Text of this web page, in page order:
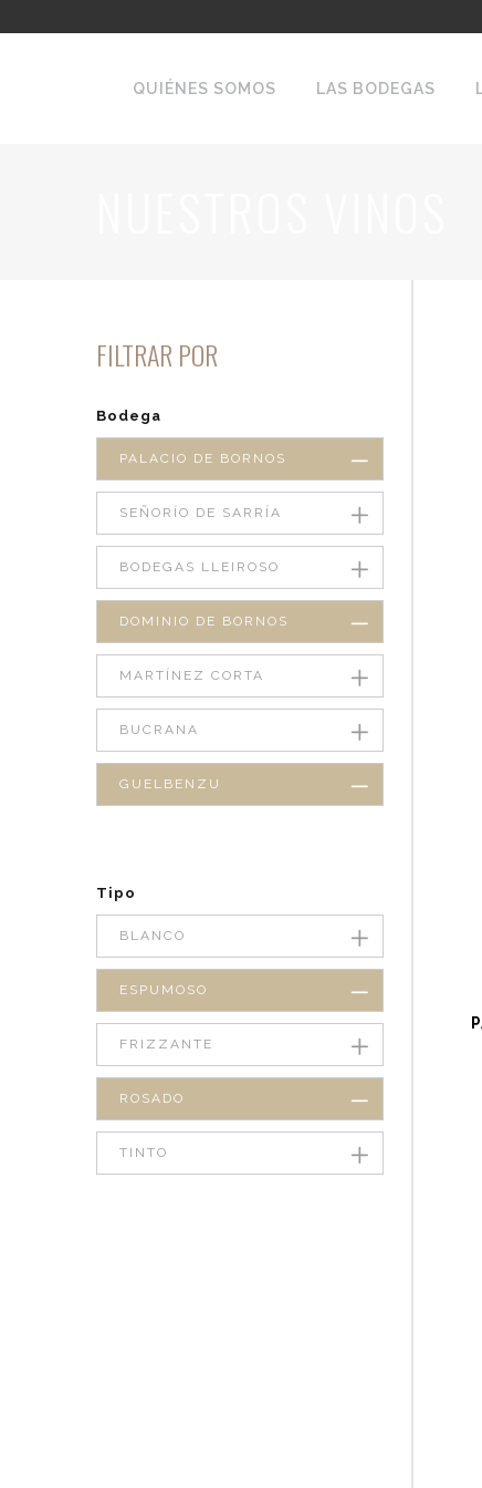
QUIÉNES SOMOS LAS BODEGAS
FILTRAR POR
Bodega
PALACIO DE BORNOS
SEÑORÍO DE SARRÍA
BODEGAS LLEIROSO
DOMINIO DE BORNOS
MARTÍNEZ CORTA
BUCRANA
GUELBENZU
Tipo
BLANCO
ESPUMOSO
FRIZZANTE
ROSADO
TINTO